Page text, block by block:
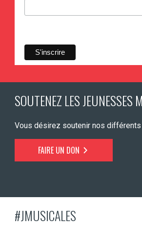
SOUTENEZ LES JEUNESSES
Vous désirez soutenir nos
FAIRE UN DON
#JMUSICALES